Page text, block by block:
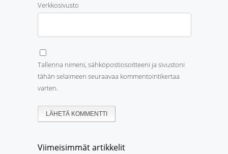
Verkkosivusto
Tallenna nimeni, sähköpostiosoitteeni ja sivustoni
tähän selaimeen seuraavaa kommentointikertaa
varten.
Viimeisimmät artikkelit